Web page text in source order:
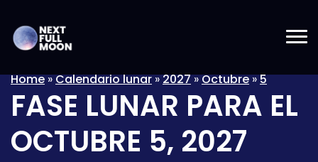
Home»Calendario lunar»2027»Octubre»5
FASE LUNAR PARA EL
OCTUBRE 5, 2027